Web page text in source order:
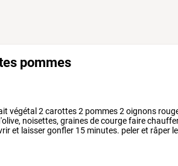
pommes
végétal 2 carottes2 pommes2 oignons
noisettes, grainesdecourgefaire
et laissergonfler 15 minutes. peleret râper